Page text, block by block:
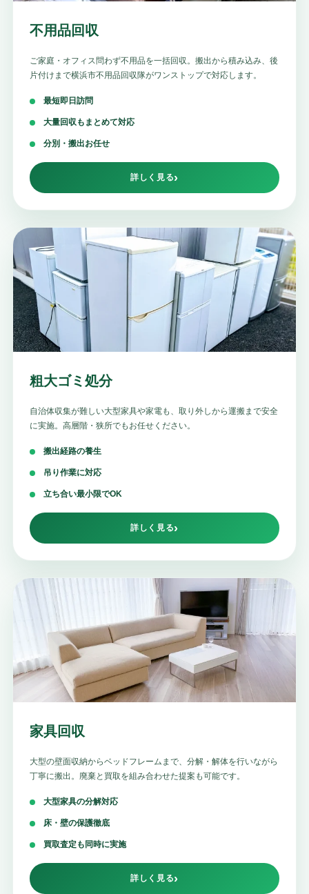
不用品回収
ご家庭・オフィス問わず不用品を一括回収。搬出から積み込み、後
片付けまで横浜市不用品回収隊がワンストップで対応します。
最短即日訪問
大量回収もまとめて対応
分別・搬出お任せ
詳しく見る
粗大ゴミ処分
自治体収集が難しい大型家具や家電も、取り外しから運搬まで安全
に実施。高層階・狭所でもお任せください。
搬出経路の養生
吊り作業に対応
立ち合い最小限でOK
詳しく見る
家具回収
大型の壁面収納からベッドフレームまで、分解・解体を行いながら
丁寧に搬出。廃棄と買取を組み合わせた提案も可能です。
大型家具の分解対応
床・壁の保護徹底
買取査定も同時に実施
詳しく見る